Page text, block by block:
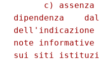
c)
dipendenza
note
sui siti